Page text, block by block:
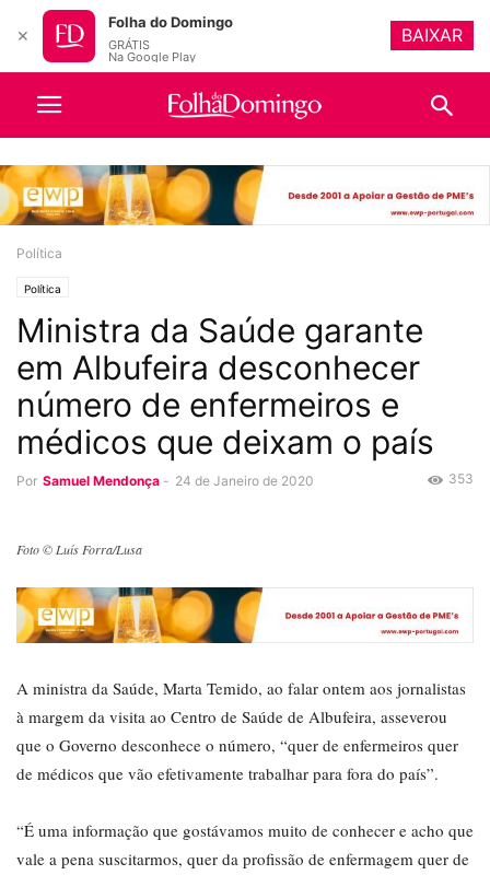
Política
Política
Ministra da Saúde garante
em Albufeira desconhecer
número de enfermeiros e
médicos que deixam o país
Por Samuel Mendonça - 24 de Janeiro de 2020 353
Foto © Luís Forra/Lusa
A ministra da Saúde, Marta Temido, ao falar ontem aos jornalistas
à margem da visita ao Centro de Saúde de Albufeira, asseverou
que o Governo desconhece o número, “quer de enfermeiros quer
de médicos que vão efetivamente trabalhar para fora do país”.
“É uma informação que gostávamos muito de conhecer e acho que
vale a pena suscitarmos, quer da profissão de enfermagem quer de
✕
Folha do Domingo
GRÁTIS
Na Google Play
BAIXAR